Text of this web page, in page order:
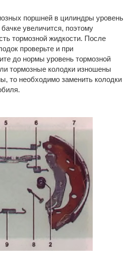
поршней в цилиндры уровень
увеличится, поэтому
тормозной жидкости. После
проверьте и при
до нормы уровень тормозной
тормозные колодки изношены
то необходимо заменить колодки